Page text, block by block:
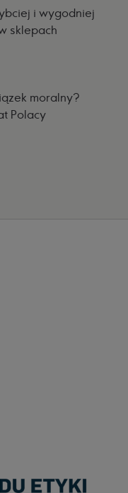
i wygodniej
sklepach
moralny?
Polacy